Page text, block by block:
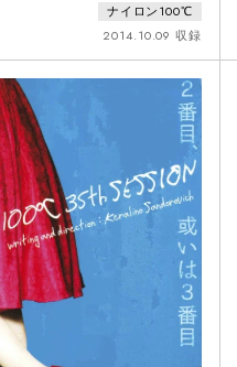
ィングに入る会社で起きた社長
（三宅弘城）、黛（大倉孝
、若手の道下（岩崎う大）ら
じつつも、昼下がりのビルの
ている。刑事の森（みのすけ）
ナイロン100℃
2014.10.09 収録